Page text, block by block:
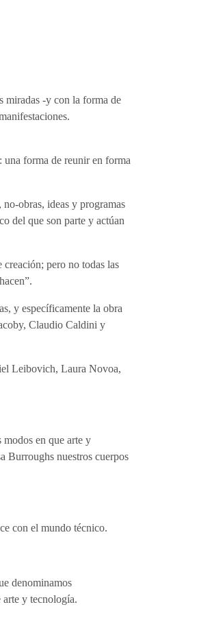
miradas -y con la forma de
forma de reunir en forma
obras, ideas y programas
del que son parte y actúan
pero no todas las
y específicamente la obra
Claudio Caldini y
Leibovich, Laura Novoa,
en que arte y
Burroughs nuestros cuerpos
con el mundo técnico.
denominamos
arte y tecnología.